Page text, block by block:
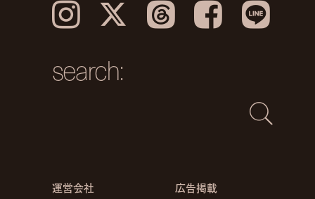
Instagram 𝕏 Threads Facebook LINE
search:
運営会社
広告掲載